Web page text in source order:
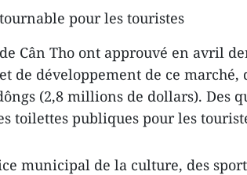
pour les touristes
Cân Tho ont approuvé en avril
de développement de ce marché,
(2,8 millions de dollars). Des
toilettes publiques pour les
municipal de la culture, des